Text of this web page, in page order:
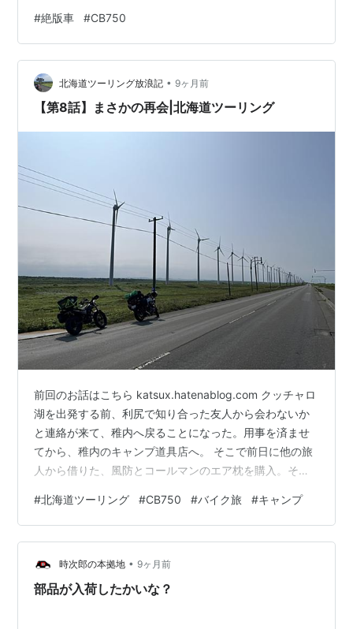
#絶版車 #CB750
北海道ツーリング放浪記 • 9ヶ月前
【第8話】まさかの再会|北海道ツーリング
前回のお話はこちら katsux.hatenablog.com クッチャロ
湖を出発する前、利尻で知り合った友人から会わないか
と連絡が来て、稚内へ戻ることになった。用事を済ませ
てから、稚内のキャンプ道具店へ。 そこで前日に他の旅
人から借りた、風防とコールマンのエア枕を購入。その
使い米を炊く。 風で火が揺らぐことも少なくなったし、
風防が熱を反射するから、熱効率が違う。 結果的にガス
の節約にもなるから購入してよかった。 （枕は高さが合
わないし、素材も好みではなかったから買わなくても良
かったかなと後悔。買う前に分かってくれ。） 翌朝、キ
#北海道ツーリング #CB750 #バイク旅 #キャンプ
時次郎の本拠地 • 9ヶ月前
部品が入荷したかいな？